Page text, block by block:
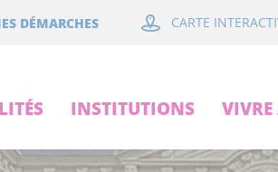
DÉMARCHES CARTE
INSTITUTIONS